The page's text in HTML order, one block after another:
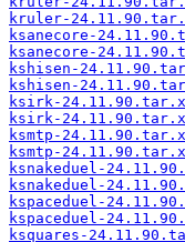
kruler-
ksanecore-
ksanecore-
kshisen-
kshisen-
ksirk-
ksirk-
ksmtp-
ksmtp-
ksnakeduel-
ksnakeduel-
kspaceduel-
kspaceduel-
ksquares-